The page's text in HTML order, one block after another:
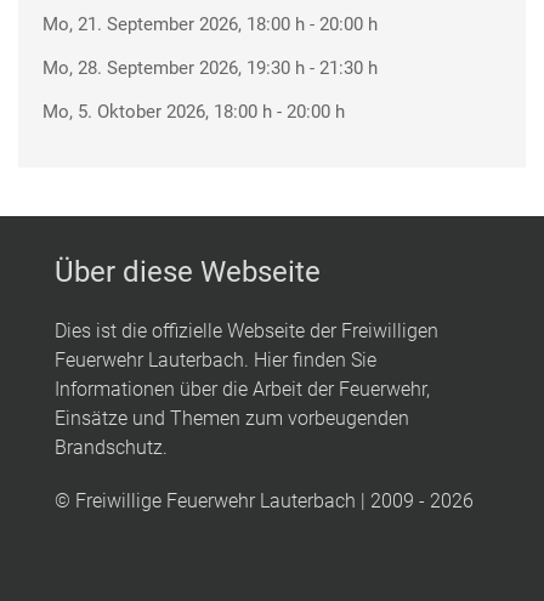
Mo, 21. September 2026, 18:00 h - 20:00 h
Mo, 28. September 2026, 19:30 h - 21:30 h
Mo, 5. Oktober 2026, 18:00 h - 20:00 h
Über diese Webseite
Dies ist die offizielle Webseite der Freiwilligen
Feuerwehr Lauterbach. Hier finden Sie
Informationen über die Arbeit der Feuerwehr,
Einsätze und Themen zum vorbeugenden
Brandschutz.
© Freiwillige Feuerwehr Lauterbach | 2009 - 2026